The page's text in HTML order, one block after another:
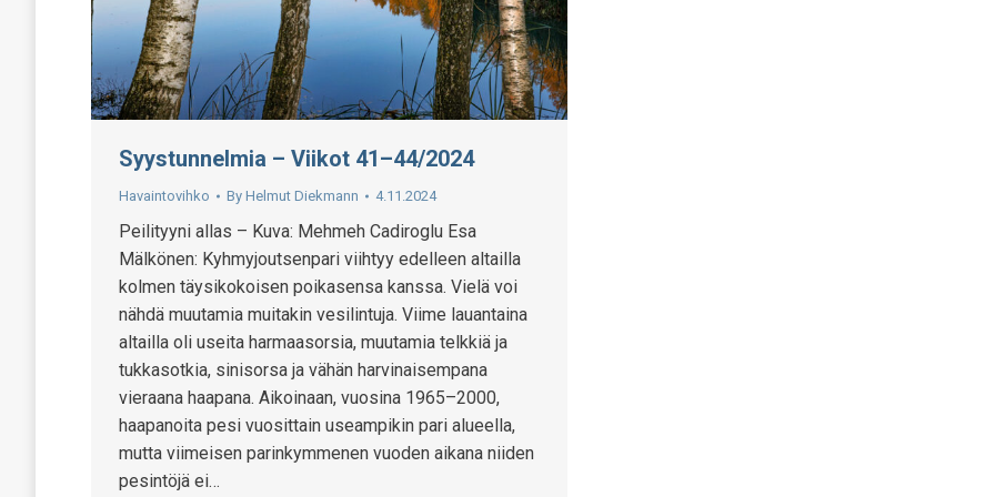
Syystunnelmia – Viikot 41–44/2024
Havaintovihko By Helmut Diekmann 4.11.2024
Peilityyni allas – Kuva: Mehmeh Cadiroglu Esa
Mälkönen: Kyhmyjoutsenpari viihtyy edelleen altailla
kolmen täysikokoisen poikasensa kanssa. Vielä voi
nähdä muutamia muitakin vesilintuja. Viime lauantaina
altailla oli useita harmaasorsia, muutamia telkkiä ja
tukkasotkia, sinisorsa ja vähän harvinaisempana
vieraana haapana. Aikoinaan, vuosina 1965–2000,
haapanoita pesi vuosittain useampikin pari alueella,
mutta viimeisen parinkymmenen vuoden aikana niiden
pesintöjä ei…